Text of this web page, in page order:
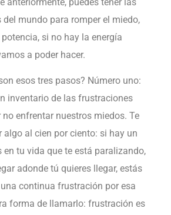
del mundo para romper el miedo,
si no hay la energía
a poder hacer.
esos tres pasos? Número uno:
inventario de las frustraciones
enfrentar nuestros miedos. Te
algo al cien por ciento: si hay un
en tu vida que te está paralizando,
adonde tú quieres llegar, estás
continua frustración por esa
forma de llamarlo: frustración es